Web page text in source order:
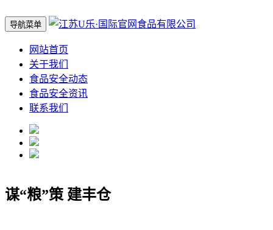
导航菜单
网站首页
关于我们
食品安全动态
食品安全资讯
联系我们
谋“粮”策 建丰仓